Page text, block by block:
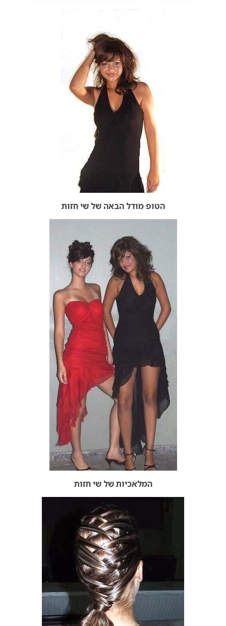
הטופ מודל הבאה של שי חזות
המלאכיות של שי חזות